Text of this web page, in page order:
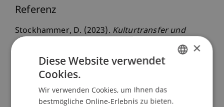
Referenz
Stockhammer, D. (2023). Kulturtransfer und
Ressourcenerhalt in der Architektur
. Presented at
the Wege zur Bauwende. Architektur klima- und
ressourcenschonend konstruiert, Frankenstein,
Germany.
×
Diese Website verwendet
Cookies.
Wir verwenden Cookies, um Ihnen das
bestmögliche Online-Erlebnis zu bieten.